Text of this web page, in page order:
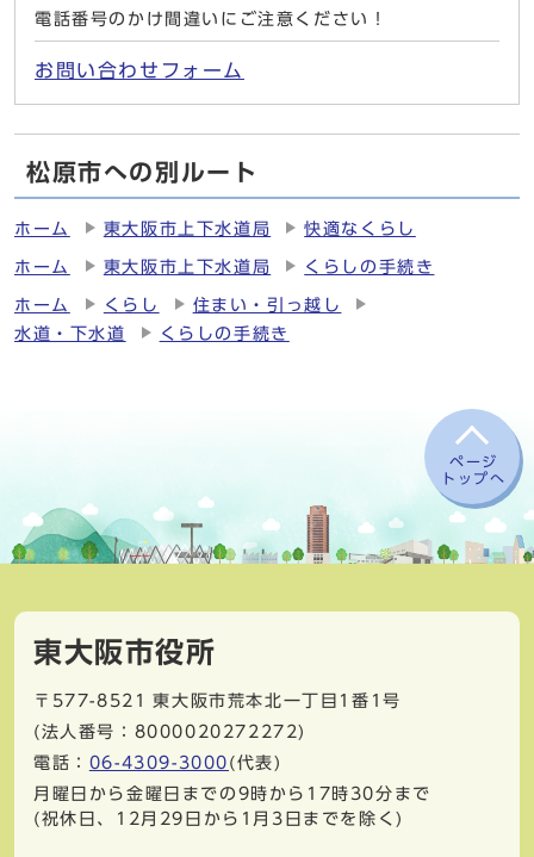
電話番号のかけ間違いにご注意ください！
お問い合わせフォーム
松原市への別ルート
ホーム 東大阪市上下水道局 快適なくらし
ホーム 東大阪市上下水道局 くらしの手続き
ホーム くらし
住まい・引っ越し
水道・下水道
くらしの手続き
ページ
トップへ
東大阪市役所
〒577-8521
東大阪市荒本北一丁目1番1号
(法人番号：8000020272272)
電話： 06-4309-3000 (代表)
月曜日から金曜日までの9時から17時30分まで
(祝休日、12月29日から1月3日までを除く)